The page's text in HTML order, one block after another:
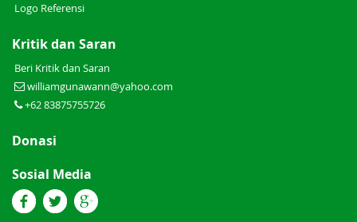
Logo Referensi
Kritik dan Saran
Beri Kritik dan Saran
williamgunawann@yahoo.com
+62 83875755726
Donasi
Sosial Media